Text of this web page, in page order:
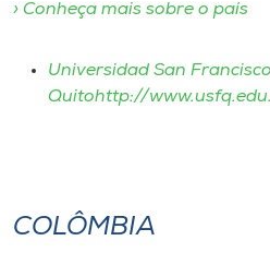
› Conheça mais sobre o país
Universidad San
Quitohttp://
COLÔMBIA